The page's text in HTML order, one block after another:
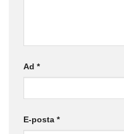
Ad *
E-posta *